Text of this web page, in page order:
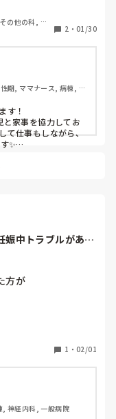
っていくつもりで
今年結婚して来年に
二人の子供が欲しい
、2歳違いの子供
ところもありま
か。
の他の科, 新
2 ・ 01/30
期, ママナース, 病棟, リ
す！
家事を協力してお
て仕事もしながら、
✨
とに対してお互い
頑張って下さいね
中トラブルがあり
方が
るの？
と
るのが
1 ・ 02/01
, 神経内科, 一般病院